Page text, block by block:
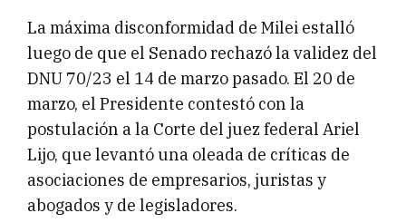
La máxima disconformidad de Milei estalló
luego de que el Senado rechazó la validez del
DNU 70/23 el 14 de marzo pasado. El 20 de
marzo, el Presidente contestó con la
postulación a la Corte del juez federal Ariel
Lijo, que levantó una oleada de críticas de
asociaciones de empresarios, juristas y
abogados y de legisladores.